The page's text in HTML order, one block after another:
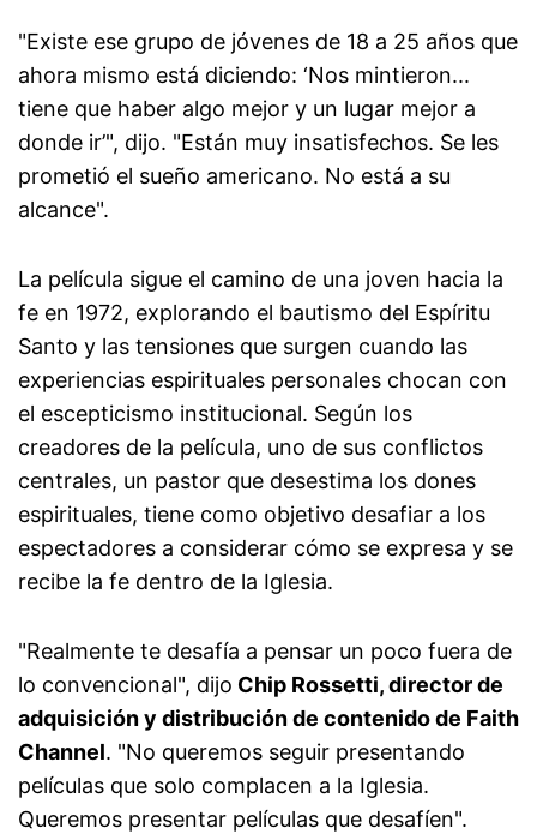
"Existe ese grupo de jóvenes de 18 a 25 años que
ahora mismo está diciendo: ‘Nos mintieron...
tiene que haber algo mejor y un lugar mejor a
donde ir’", dijo. "Están muy insatisfechos. Se les
prometió el sueño americano. No está a su
alcance".
La película sigue el camino de una joven hacia la
fe en 1972, explorando el bautismo del Espíritu
Santo y las tensiones que surgen cuando las
experiencias espirituales personales chocan con
el escepticismo institucional. Según los
creadores de la película, uno de sus conflictos
centrales, un pastor que desestima los dones
espirituales, tiene como objetivo desafiar a los
espectadores a considerar cómo se expresa y se
recibe la fe dentro de la Iglesia.
"Realmente te desafía a pensar un poco fuera de
lo convencional", dijo Chip Rossetti, director de
adquisición y distribución de contenido de Faith
Channel. "No queremos seguir presentando
películas que solo complacen a la Iglesia.
Queremos presentar películas que desafíen".